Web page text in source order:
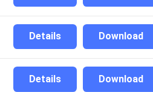
Download
Details
Download
Details